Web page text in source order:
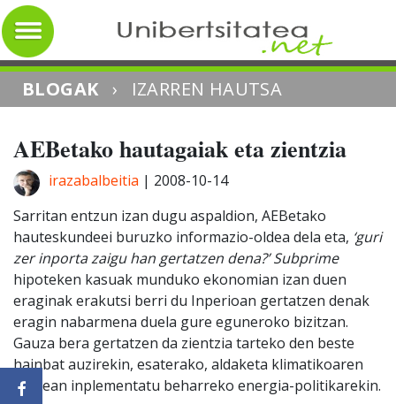
BLOGAK › IZARREN HAUTSA
AEBetako hautagaiak eta zientzia
irazabalbeitia | 2008-10-14
Sarritan entzun izan dugu aspaldion, AEBetako
hauteskundeei buruzko informazio-oldea dela eta, ‘guri
zer inporta zaigu han gertatzen dena?’ Subprime
hipoteken kasuak munduko ekonomian izan duen
eraginak erakutsi berri du Inperioan gertatzen denak
eragin nabarmena duela gure eguneroko bizitzan.
Gauza bera gertatzen da zientzia tarteko den beste
hainbat auzirekin, esaterako, aldaketa klimatikoaren
aurrean inplementatu beharreko energia-politikarekin.